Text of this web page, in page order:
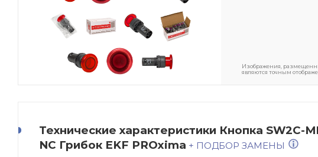
Изображения,
являются точным
Технические характеристики Кнопка SW2C-
NC Грибок EKF PROxima + ПОДБОР ЗАМЕНЫ